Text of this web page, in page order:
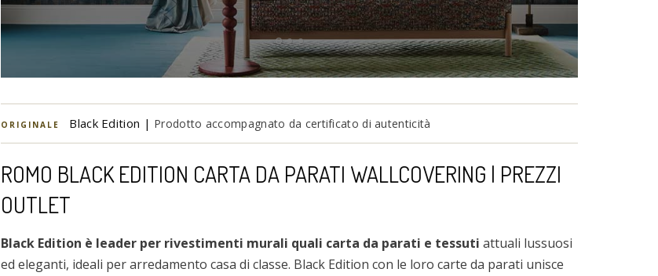
ORIGINALE Black Edition | Prodotto accompagnato da certificato di autenticità
ROMO BLACK EDITION CARTA DA PARATI WALLCOVERING | PREZZI
OUTLET
Black Edition è leader per rivestimenti murali quali carta da parati e tessuti attuali lussuosi
ed eleganti, ideali per arredamento casa di classe. Black Edition con le loro carte da parati unisce